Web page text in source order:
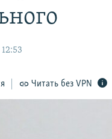
Читать без VPN